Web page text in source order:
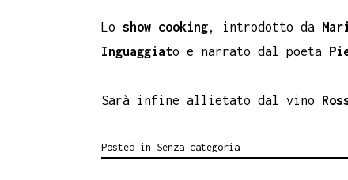
Lo show cooking, introdotto da
Inguaggiato e narrato dal poeta
Sarà infine allietato dal vino
Posted in Senza categoria